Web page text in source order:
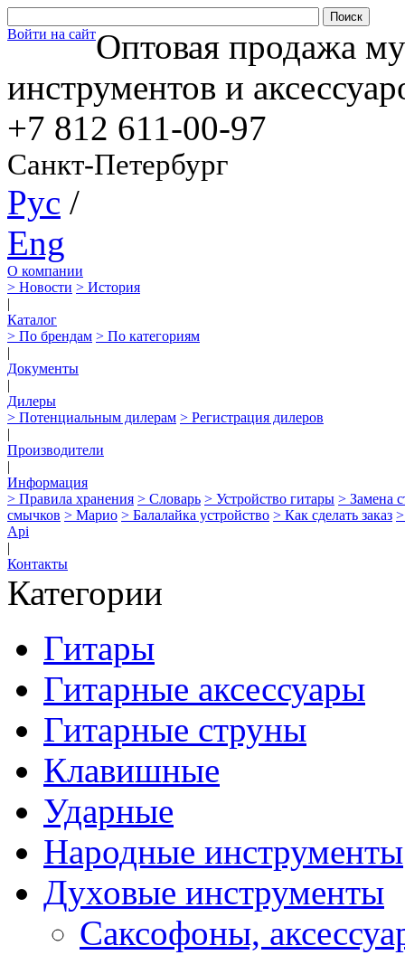
Войти на сайтОптовая продажа
инструментов и
+7 812 611-00-97
Санкт-Петербург
Рус /
Eng
О компании
> Новости > История
|
Каталог
> По брендам > По категориям
|
Документы
|
Дилеры
> Потенциальным дилерам > Регистрация дилеров
|
Производители
|
Информация
> Правила хранения > Словарь > Устройство гитары > Замена
смычков > Марио > Балалайка устройство > Как сделать заказ
Api
|
Контакты
Категории
Гитары
Гитарные аксессуары
Гитарные струны
Клавишные
Ударные
Народные инструменты
Духовые инструменты
Саксофоны,